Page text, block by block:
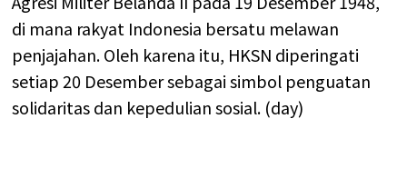
di mana rakyat Indonesia bersatu melawan
penjajahan. Oleh karena itu, HKSN diperingati
setiap 20 Desember sebagai simbol penguatan
solidaritas dan kepedulian sosial. (day)